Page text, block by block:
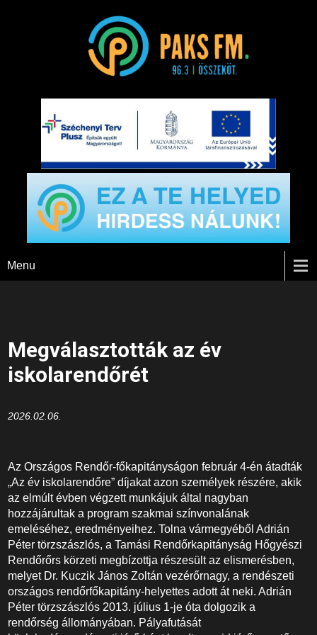
Paks FM
Menu
Megválasztották az év
iskolarendőrét
2026.02.06.
Az Országos Rendőr-főkapitányságon február 4-én átadták
„Az év iskolarendőre” díjakat azon személyek részére, akik
az elmúlt évben végzett munkájuk által nagyban
hozzájárultak a program szakmai színvonalának
emeléséhez, eredményeihez. Tolna vármegyéből Adrián
Péter törzszászlós, a Tamási Rendőrkapitányság Hőgyészi
Rendőrőrs körzeti megbízottja részesült az elismerésben,
melyet Dr. Kuczik János Zoltán vezérőrnagy, a rendészeti
országos rendőrfőkapitány-helyettes adott át neki. Adrián
Péter törzszászlós 2013. július 1-je óta dolgozik a
rendőrség állományában. Pályafutását